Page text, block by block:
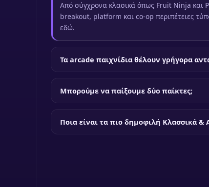
Από σύγχρονα κλασικά όπως Fruit Ninja και
breakout, platform και co-op περιπέτειες
εδώ.
Τα arcade παιχνίδια θέλουν γρήγορα
Μπορούμε να παίξουμε δύο παίκτες;
Ποια είναι τα πιο δημοφιλή Κλασσικά &